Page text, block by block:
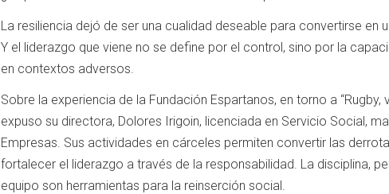
La resiliencia dejó de ser una cualidad deseable para convertirse en
Y el liderazgo que viene no se define por el control, sino por la
en contextos adversos.
Sobre la experiencia de la Fundación Espartanos, en torno a “Rugby,
expuso su directora, Dolores Irigoin, licenciada en Servicio Social,
Empresas. Sus actividades en cárceles permiten convertir las
fortalecer el liderazgo a través de la responsabilidad. La disciplina,
equipo son herramientas para la reinserción social.